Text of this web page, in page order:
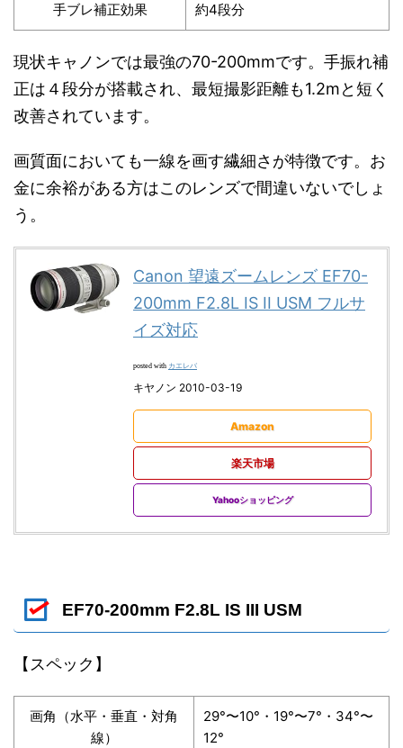
手ブレ補正効果 約4段分
現状キャノンでは最強の70-200mmです。手振れ補
正は４段分が搭載され、最短撮影距離も1.2mと短く
改善されています。
画質面においても一線を画す繊細さが特徴です。お
金に余裕がある方はこのレンズで間違いないでしょ
う。
Canon 望遠ズームレンズ EF70-
200mm F2.8L IS II USM フルサ
イズ対応
posted with カエレバ
キヤノン 2010-03-19
Amazon
楽天市場
Yahooショッピング
EF70-200mm F2.8L IS III USM
【スペック】
画角（水平・垂直・対角
線）
29°〜10°・19°〜7°・34°〜
12°